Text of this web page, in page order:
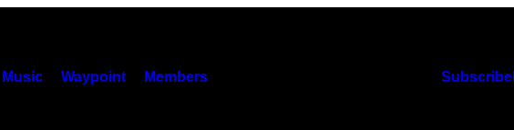
Music Waypoint Members Subscribe